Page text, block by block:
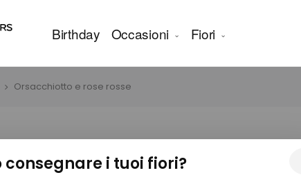
Birthday Occasioni Fiori
i tuoi fiori?
Orsacchiotto e rose rosse